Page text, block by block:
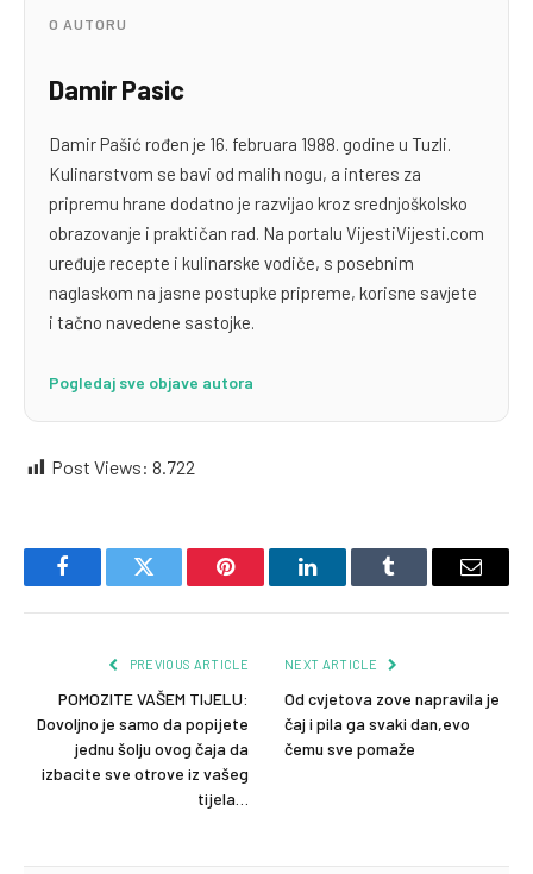
O AUTORU
Damir Pasic
Damir Pašić rođen je 16. februara 1988. godine u Tuzli.
Kulinarstvom se bavi od malih nogu, a interes za
pripremu hrane dodatno je razvijao kroz srednjoškolsko
obrazovanje i praktičan rad. Na portalu VijestiVijesti.com
uređuje recepte i kulinarske vodiče, s posebnim
naglaskom na jasne postupke pripreme, korisne savjete
i tačno navedene sastojke.
Pogledaj sve objave autora
Post Views: 8.722
FacebookTwitter Pinterest LinkedInTumblr Email
PREVIOUS ARTICLE
POMOZITE VAŠEM TIJELU:
Dovoljno je samo da popijete
jednu šolju ovog čaja da
izbacite sve otrove iz vašeg
tijela…
NEXT ARTICLE
Od cvjetova zove napravila je
čaj i pila ga svaki dan,evo
čemu sve pomaže